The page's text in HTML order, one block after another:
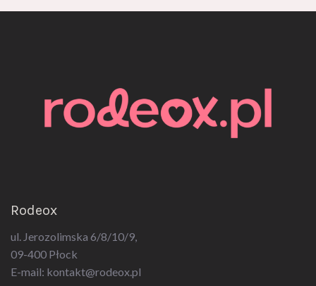
ul. Jerozolimska 6/8/10/9,
09-400 Płock
E-mail: kontakt@rodeox.pl